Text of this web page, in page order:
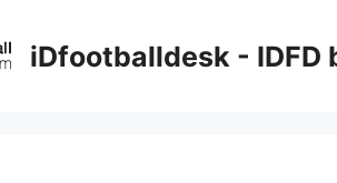
iDfootballdesk - IDFD